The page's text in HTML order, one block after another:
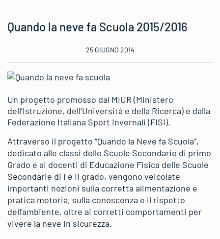
Quando la neve fa Scuola 2015/2016
25 GIUGNO 2014
Un progetto promosso dal MIUR (Ministero
dell’Istruzione, dell’Università e della Ricerca) e dalla
Federazione Italiana Sport Invernali (FISI).
Attraverso il progetto “Quando la Neve fa Scuola”,
dedicato alle classi delle Scuole Secondarie di primo
Grado e ai docenti di Educazione Fisica delle Scuole
Secondarie di I e II grado, vengono veicolate
importanti nozioni sulla corretta alimentazione e
pratica motoria, sulla conoscenza e il rispetto
dell’ambiente, oltre ai corretti comportamenti per
vivere la neve in sicurezza.